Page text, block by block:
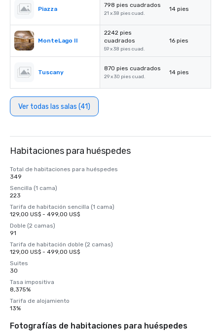
Piazza
798 pies cuadrados
21 x 38 pies cuad.
14 pies
MonteLago II
2242 pies
cuadrados
59 x 38 pies cuad.
16 pies
Tuscany
870 pies cuadrados
29 x 30 pies cuad.
14 pies
Ver todas las salas (41)
Habitaciones para huéspedes
Total de habitaciones para huéspedes
349
Sencilla (1 cama)
223
Tarifa de habitación sencilla (1 cama)
129,00 US$ - 499,00 US$
Doble (2 camas)
91
Tarifa de habitación doble (2 camas)
129,00 US$ - 499,00 US$
Suites
30
Tasa impositiva
8,375%
Tarifa de alojamiento
13%
Fotografías de habitaciones para huéspedes